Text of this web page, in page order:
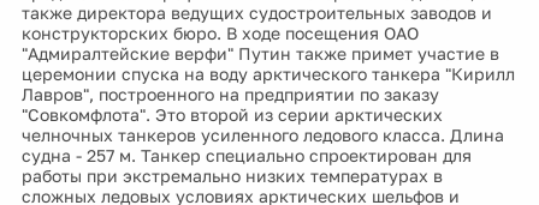
также директора ведущих судостроительных заводов и
конструкторских бюро. В ходе посещения ОАО
"Адмиралтейские верфи" Путин также примет участие в
церемонии спуска на воду арктического танкера "Кирилл
Лавров", построенного на предприятии по заказу
"Совкомфлота". Это второй из серии арктических
челночных танкеров усиленного ледового класса. Длина
судна - 257 м. Танкер специально спроектирован для
работы при экстремально низких температурах в
сложных ледовых условиях арктических шельфов и